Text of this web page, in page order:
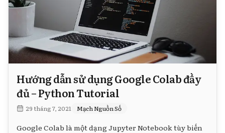
Hướng dẫn sử dụng Google Colab đầy
đủ – Python Tutorial
29 tháng 7, 2021 Mạch Nguồn Số
Google Colab là một dạng Jupyter Notebook tùy biến